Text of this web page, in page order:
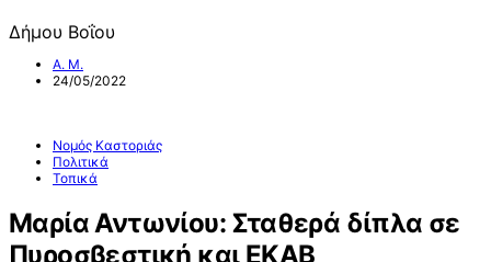
Δήμου Βοΐου
Α. Μ.
24/05/2022
Νομός Καστοριάς
Πολιτικά
Τοπικά
Μαρία Αντωνίου: Σταθερά δίπλα σε
Πυροσβεστική και ΕΚΑΒ